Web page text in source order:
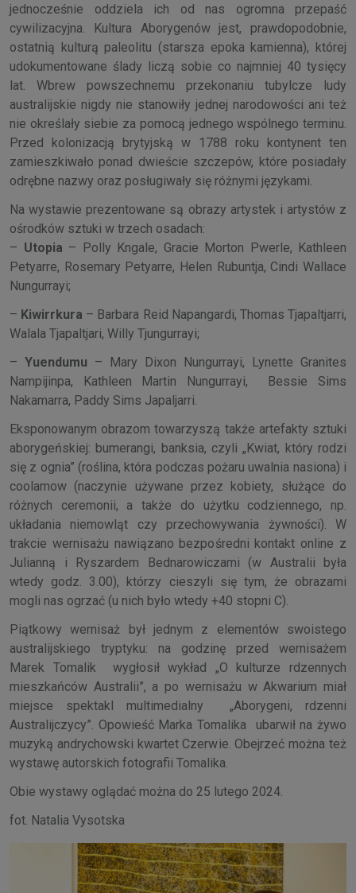
jednocześnie oddziela ich od nas ogromna przepaść
cywilizacyjna. Kultura Aborygenów jest, prawdopodobnie,
ostatnią kulturą paleolitu (starsza epoka kamienna), której
udokumentowane ślady liczą sobie co najmniej 40 tysięcy
lat. Wbrew powszechnemu przekonaniu tubylcze ludy
australijskie nigdy nie stanowiły jednej narodowości ani też
nie określały siebie za pomocą jednego wspólnego terminu.
Przed kolonizacją brytyjską w 1788 roku kontynent ten
zamieszkiwało ponad dwieście szczepów, które posiadały
odrębne nazwy oraz posługiwały się różnymi językami.
Na wystawie prezentowane są obrazy artystek i artystów z
ośrodków sztuki w trzech osadach:
– Utopia – Polly Kngale, Gracie Morton Pwerle, Kathleen
Petyarre, Rosemary Petyarre, Helen Rubuntja, Cindi Wallace
Nungurrayi;
– Kiwirrkura – Barbara Reid Napangardi, Thomas Tjapaltjarri,
Walala Tjapaltjari, Willy Tjungurrayi;
– Yuendumu – Mary Dixon Nungurrayi, Lynette Granites
Nampijinpa, Kathleen Martin Nungurrayi, Bessie Sims
Nakamarra, Paddy Sims Japaljarri.
Eksponowanym obrazom towarzyszą także artefakty sztuki
aborygeńskiej: bumerangi, banksia, czyli „Kwiat, który rodzi
się z ognia” (roślina, która podczas pożaru uwalnia nasiona) i
coolamow (naczynie używane przez kobiety, służące do
różnych ceremonii, a także do użytku codziennego, np.
układania niemowląt czy przechowywania żywności). W
trakcie wernisażu nawiązano bezpośredni kontakt online z
Julianną i Ryszardem Bednarowiczami (w Australii była
wtedy godz. 3.00), którzy cieszyli się tym, że obrazami
mogli nas ogrzać (u nich było wtedy +40 stopni C).
Piątkowy wernisaż był jednym z elementów swoistego
australijskiego tryptyku: na godzinę przed wernisażem
Marek Tomalik wygłosił wykład „O kulturze rdzennych
mieszkańców Australii”, a po wernisażu w Akwarium miał
miejsce spektakl multimedialny „Aborygeni, rdzenni
Australijczycy”. Opowieść Marka Tomalika ubarwił na żywo
muzyką andrychowski kwartet Czerwie. Obejrzeć można też
wystawę autorskich fotografii Tomalika.
Obie wystawy oglądać można do 25 lutego 2024.
fot. Natalia Vysotska